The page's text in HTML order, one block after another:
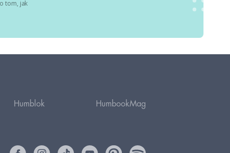
tom, jak
Humblok HumbookMag